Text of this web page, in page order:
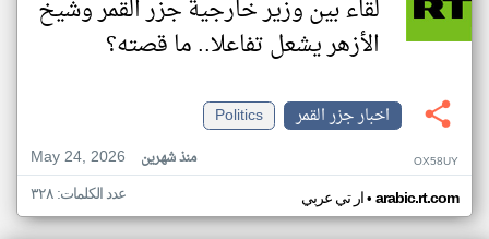
لقاء بين وزير خارجية جزر القمر وشيخ
الأزهر يشعل تفاعلا.. ما قصته؟
اخبار جزر القمر
Politics
May 24, 2026
منذ شهرين OX58UY
ار تي عربي• arabic.rt.com عدد الكلمات: ٣٢٨